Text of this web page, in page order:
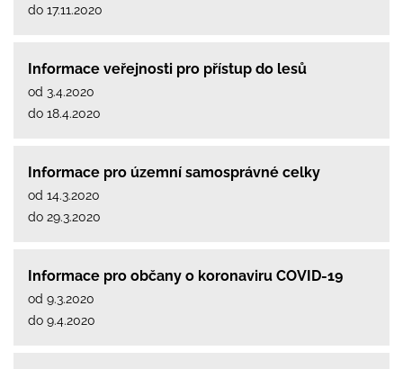
do 17.11.2020
Informace veřejnosti pro přístup do lesů
od 3.4.2020
do 18.4.2020
Informace pro územní samosprávné celky
od 14.3.2020
do 29.3.2020
Informace pro občany o koronaviru COVID-19
od 9.3.2020
do 9.4.2020